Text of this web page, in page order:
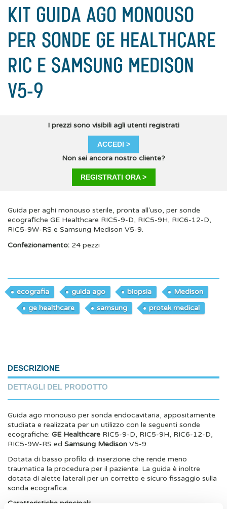
KIT GUIDA AGO MONOUSO
PER SONDE GE HEALTHCARE
RIC E SAMSUNG MEDISON
V5-9
I prezzi sono visibili agli utenti registrati
ACCEDI >
Non sei ancora nostro cliente?
REGISTRATI ORA >
Guida per aghi monouso sterile, pronta all'uso, per sonde
ecografiche GE Healthcare RIC5-9-D, RIC5-9H, RIC6-12-D,
RIC5-9W-RS e Samsung Medison V5-9.
Confezionamento: 24 pezzi
ecografia guida ago biopsia
Medison
ge healthcare
samsung protek medical
DESCRIZIONE
DETTAGLI DEL PRODOTTO
Guida ago monouso per sonda endocavitaria, appositamente
studiata e realizzata per un utilizzo con le seguenti sonde
ecografiche: GE Healthcare RIC5-9-D, RIC5-9H, RIC6-12-D,
RIC5-9W-RS ed Samsung Medison V5-9.
Dotata di basso profilo di inserzione che rende meno
traumatica la procedura per il paziente. La guida è inoltre
dotata di alette laterali per un corretto e sicuro fissaggio sulla
sonda ecografica.
Caratteristiche principali: